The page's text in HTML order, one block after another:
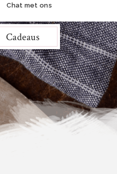
Chat met ons
Cadeaus